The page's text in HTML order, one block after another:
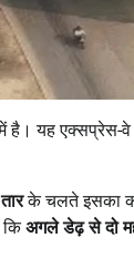
यह एक्सप्रेस-वे
के चलते इसका
किअगले डेढ़ से दो